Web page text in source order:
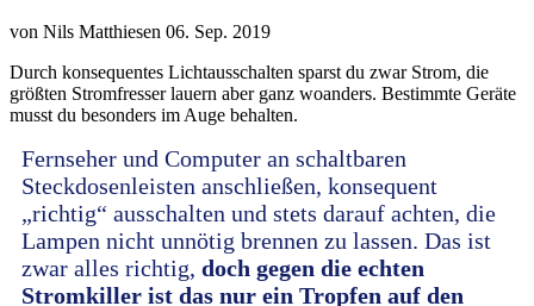
von Nils Matthiesen 06. Sep. 2019
Durch konsequentes Lichtausschalten sparst du zwar Strom, die
größten Stromfresser lauern aber ganz woanders. Bestimmte Geräte
musst du besonders im Auge behalten.
Fernseher und Computer an schaltbaren
Steckdosenleisten anschließen, konsequent
„richtig“ ausschalten und stets darauf achten, die
Lampen nicht unnötig brennen zu lassen. Das ist
zwar alles richtig, doch gegen die echten
Stromkiller ist das nur ein Tropfen auf den